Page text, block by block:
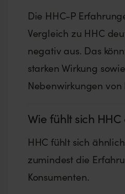
Die HHC-P
Vergleich zu HHC
negativ aus. Das
starken Wirkung
Nebenwirkungen von
Wie fühlt sich HHC
HHC fühlt sich
zumindest die
Konsumenten.